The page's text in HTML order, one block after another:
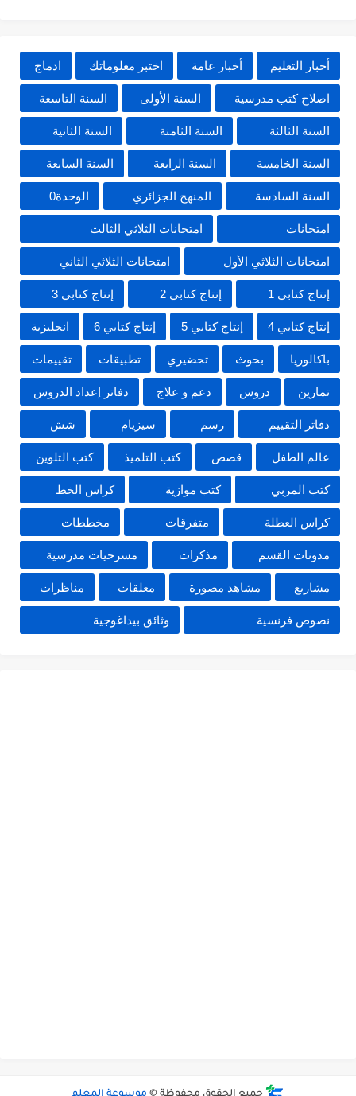
أخبار التعليم أخبار عامة اختبر معلوماتك ادماج
اصلاح كتب مدرسية السنة الأولى السنة التاسعة
السنة الثالثة السنة الثامنة السنة الثانية
السنة الخامسة السنة الرابعة السنة السابعة
السنة السادسة المنهج الجزائري الوحدة0
امتحانات امتحانات الثلاثي الثالث
امتحانات الثلاثي الأول امتحانات الثلاثي الثاني
إنتاج كتابي 1 إنتاج كتابي 2 إنتاج كتابي 3
إنتاج كتابي 4 إنتاج كتابي 5 إنتاج كتابي 6 انجليزية
باكالوريا بحوث تحضيري تطبيقات تقييمات
تمارين دروس دعم و علاج دفاتر إعداد الدروس
دفاتر التقييم رسم سيزيام شش
عالم الطفل قصص كتب التلميذ كتب التلوين
كتب المربي كتب موازية كراس الخط
كراس العطلة متفرقات مخططات
مدونات القسم مذكرات مسرحيات مدرسية
مشاريع مشاهد مصورة معلقات مناظرات
نصوص فرنسية وثائق بيداغوجية